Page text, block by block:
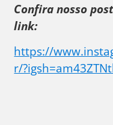
Confira nosso
link:
https://
r/